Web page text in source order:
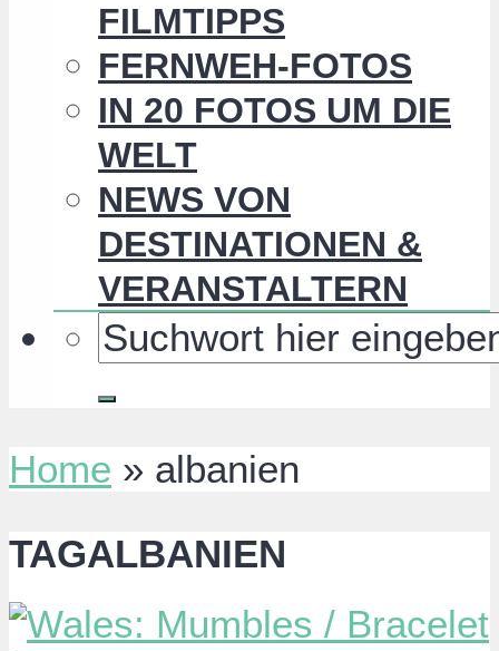
FILMTIPPS
FERNWEH-FOTOS
IN 20 FOTOS UM DIE
WELT
NEWS VON
DESTINATIONEN &
VERANSTALTERN
Home » albanien
TAGALBANIEN